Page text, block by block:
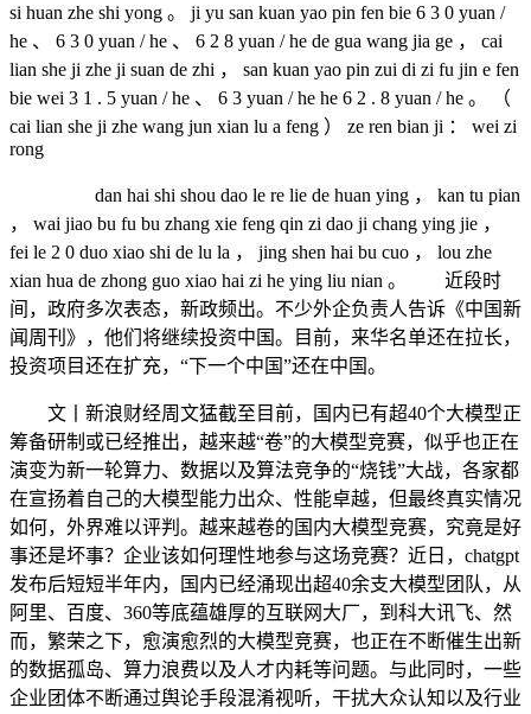
si huan zhe shi yong 。 ji yu san kuan yao pin fen bie 6 3 0 yuan /
he 、 6 3 0 yuan / he 、 6 2 8 yuan / he de gua wang jia ge ， cai
lian she ji zhe ji suan de zhi ， san kuan yao pin zui di zi fu jin e fen
bie wei 3 1 . 5 yuan / he 、 6 3 yuan / he he 6 2 . 8 yuan / he 。 （
cai lian she ji zhe wang jun xian lu a feng ） ze ren bian ji ： wei zi
rong
dan hai shi shou dao le re lie de huan ying ， kan tu pian
， wai jiao bu fu bu zhang xie feng qin zi dao ji chang ying jie ，
fei le 2 0 duo xiao shi de lu la ， jing shen hai bu cuo ， lou zhe
xian hua de zhong guo xiao hai zi he ying liu nian 。 近段时
间，政府多次表态，新政频出。不少外企负责人告诉《中国新
闻周刊》，他们将继续投资中国。目前，来华名单还在拉长，
投资项目还在扩充，“下一个中国”还在中国。
文丨新浪财经周文猛截至目前，国内已有超40个大模型正
筹备研制或已经推出，越来越“卷”的大模型竞赛，似乎也正在
演变为新一轮算力、数据以及算法竞争的“烧钱”大战，各家都
在宣扬着自己的大模型能力出众、性能卓越，但最终真实情况
如何，外界难以评判。越来越卷的国内大模型竞赛，究竟是好
事还是坏事？企业该如何理性地参与这场竞赛？近日，chatgpt
发布后短短半年内，国内已经涌现出超40余支大模型团队，从
阿里、百度、360等底蕴雄厚的互联网大厂，到科大讯飞、然
而，繁荣之下，愈演愈烈的大模型竞赛，也正在不断催生出新
的数据孤岛、算力浪费以及人才内耗等问题。与此同时，一些
企业团体不断通过舆论手段混淆视听，干扰大众认知以及行业